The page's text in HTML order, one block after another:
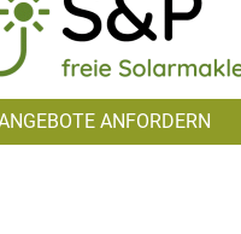
ANFORDERN